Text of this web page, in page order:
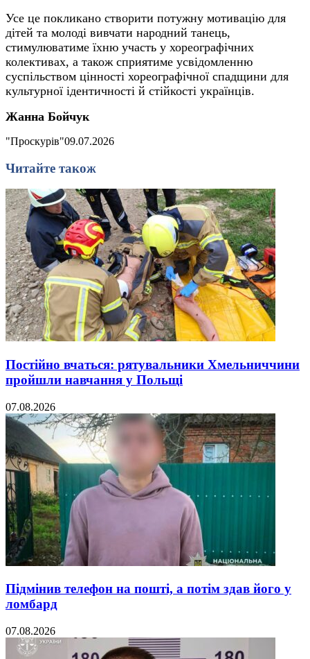
Усе це покликано створити потужну мотивацію для
дітей та молоді вивчати народний танець,
стимулюватиме їхню участь у хореографічних
колективах, а також сприятиме усвідомленню
суспільством цінності хореографічної спадщини для
культурної ідентичності й стійкості українців.
Жанна Бойчук
"Проскурів"09.07.2026
Читайте також
Постійно вчаться: рятувальники Хмельниччини
пройшли навчання у Польщі
07.08.2026
Підмінив телефон на пошті, а потім здав його у
ломбард
07.08.2026